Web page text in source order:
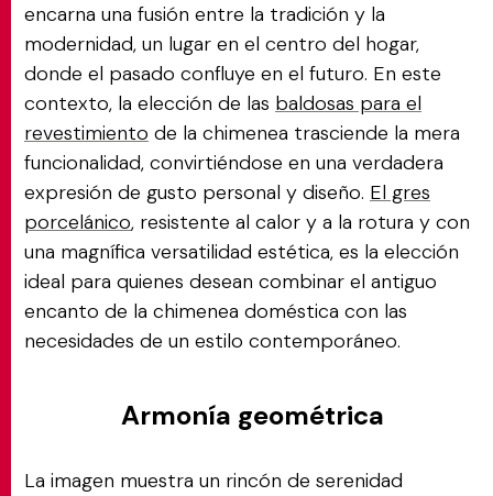
encarna una fusión entre la tradición y la
modernidad, un lugar en el centro del hogar,
donde el pasado confluye en el futuro. En este
contexto, la elección de las baldosas para el
revestimiento de la chimenea trasciende la mera
funcionalidad, convirtiéndose en una verdadera
expresión de gusto personal y diseño. El gres
porcelánico, resistente al calor y a la rotura y con
una magnífica versatilidad estética, es la elección
ideal para quienes desean combinar el antiguo
encanto de la chimenea doméstica con las
necesidades de un estilo contemporáneo.
Armonía geométrica
La imagen muestra un rincón de serenidad